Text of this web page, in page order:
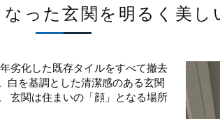
なった玄関を明るく美
劣化した既存タイルをすべて撤去
白を基調とした清潔感のある玄関
玄関は住まいの「顔」となる場所